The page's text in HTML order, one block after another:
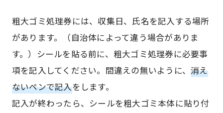
粗大ゴミ処理券には、収集日、氏名を記入する場所
があります。（自治体によって違う場合がありま
す。）シールを貼る前に、粗大ゴミ処理券に必要事
項を記入してください。間違えの無いように、消え
ないペンで記入をします。
記入が終わったら、シールを粗大ゴミ本体に貼り付